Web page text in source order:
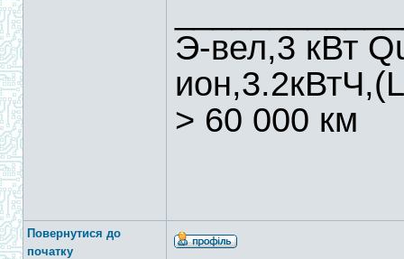
Э-вел,3 кВт
> 60 000 км
Повернутися до
початку